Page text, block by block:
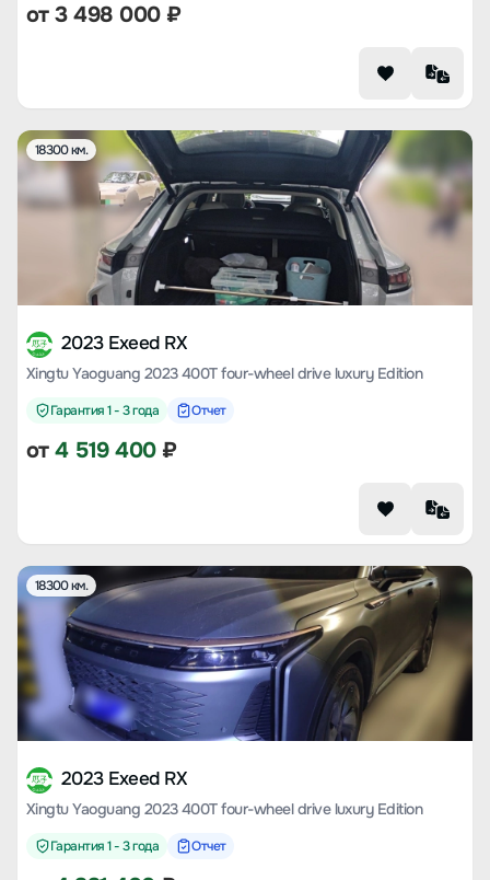
от3 498 000₽
18300 км.
2023 Exeed RX
Xingtu Yaoguang 2023 400T four-wheel drive luxury Edition
Гарантия 1 - 3 года Отчет
от4 519 400₽
18300 км.
2023 Exeed RX
Xingtu Yaoguang 2023 400T four-wheel drive luxury Edition
Гарантия 1 - 3 года Отчет